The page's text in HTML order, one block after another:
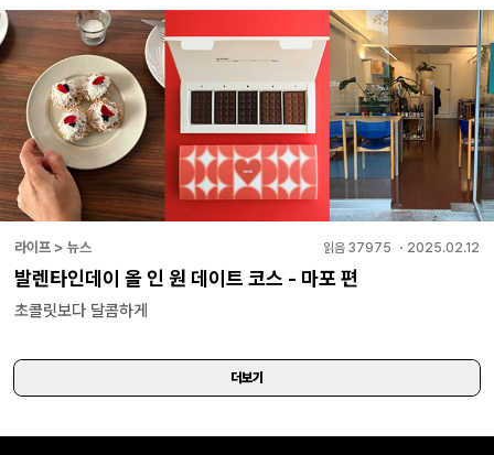
라이프 > 뉴스 읽음 37975 ・ 2025.02.12
발렌타인데이 올 인 원 데이트 코스 - 마포 편
초콜릿보다 달콤하게
더보기